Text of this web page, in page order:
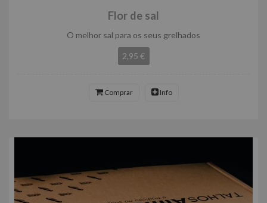
Flor de sal
O melhor sal para os seus grelhados
2,95 €
Comprar Info